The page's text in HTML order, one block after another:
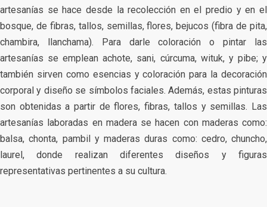
artesanías se hace desde la recolección en el predio y en el
bosque, de fibras, tallos, semillas, flores, bejucos (fibra de pita,
chambira, llanchama). Para darle coloración o pintar las
artesanías se emplean achote, sani, cúrcuma, wituk, y pibe; y
también sirven como esencias y coloración para la decoración
corporal y diseño se símbolos faciales. Además, estas pinturas
son obtenidas a partir de flores, fibras, tallos y semillas. Las
artesanías laboradas en madera se hacen con maderas como:
balsa, chonta, pambil y maderas duras como: cedro, chuncho,
laurel, donde realizan diferentes diseños y figuras
representativas pertinentes a su cultura.